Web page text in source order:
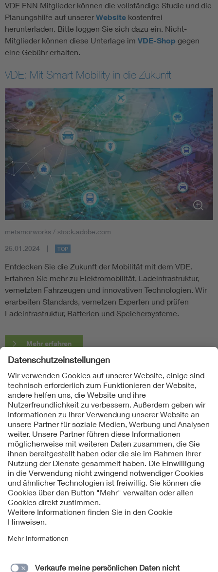
VDE FNN Mitglieder können die vollständige Studie und die
Planungshilfe auf unsererWebsite kostenfrei
herunterladen. Bitte loggen Sie sich dazu ein. Nicht-
Mitglieder können diese Unterlage im VDE-Shop gegen
eine Gebühr erhalten.
VDE: Mit Smart Mobility in die Zukunft
metamorworks / stock.adobe.com
25.01.2024 TOP
Entdecken Sie die Zukunft der Mobilität mit dem VDE.
Erfahren Sie mehr zu Elektromobilität, Ladeinfrastruktur,
vernetzten Fahrzeugen und innovativen Technologien. Wir
erarbeiten Standards, vernetzen Experten und prüfen
Ladeinfrastruktur, Batterien und Speichersysteme.
Mehr erfahren
Folgen Sie uns
Kontakte
Service
Impressum
Datenschutzinformationen
Cookie Hinweise